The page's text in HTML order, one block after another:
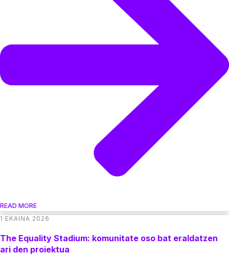
READ MORE
1 EKAINA 2026
The Equality Stadium: komunitate oso bat eraldatzen
ari den proiektua